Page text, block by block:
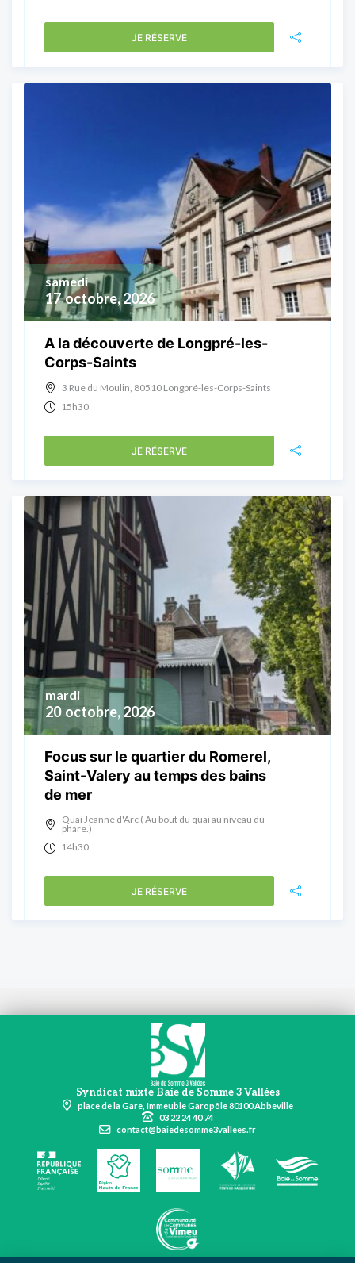
JE RÉSERVE
17 octobre, 2026
samedi
A la découverte de Longpré-les-
Corps-Saints
3 Rue du Moulin, 80510 Longpré-les-Corps-Saints
15h30
JE RÉSERVE
20 octobre, 2026
mardi
Focus sur le quartier du Romerel,
Saint-Valery au temps des bains
de mer
Quai Jeanne d'Arc ( Au bout du quai au niveau du
phare.)
14h30
JE RÉSERVE
Syndicat mixte Baie de Somme 3 Vallées
place de la Gare, Immeuble Garopôle 80100 Abbeville
03 22 24 40 74
contact@baiedesomme3vallees.fr